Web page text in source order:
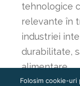
tehnologice
relevante în
industriei
durabilitate,
alimentare.
Folosim cookie-uri